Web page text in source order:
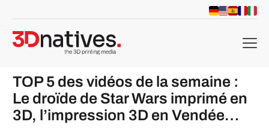
menu
TOP 5 des vidéos de la semaine :
Le droïde de Star Wars imprimé en
3D, l’impression 3D en Vendée…